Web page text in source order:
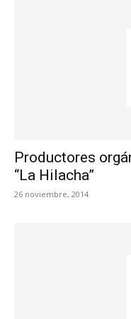
Productores
“La Hilacha”
26 noviembre, 2014